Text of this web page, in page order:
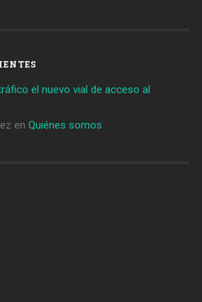
el nuevo vial de acceso al
en Quiénes somos